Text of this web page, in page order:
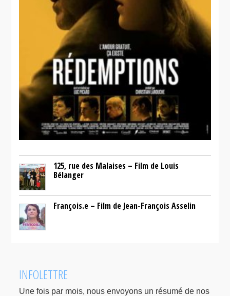
125, rue des Malaises – Film de Louis
Bélanger
François.e – Film de Jean-François Asselin
INFOLETTRE
Une fois par mois, nous envoyons un résumé de nos